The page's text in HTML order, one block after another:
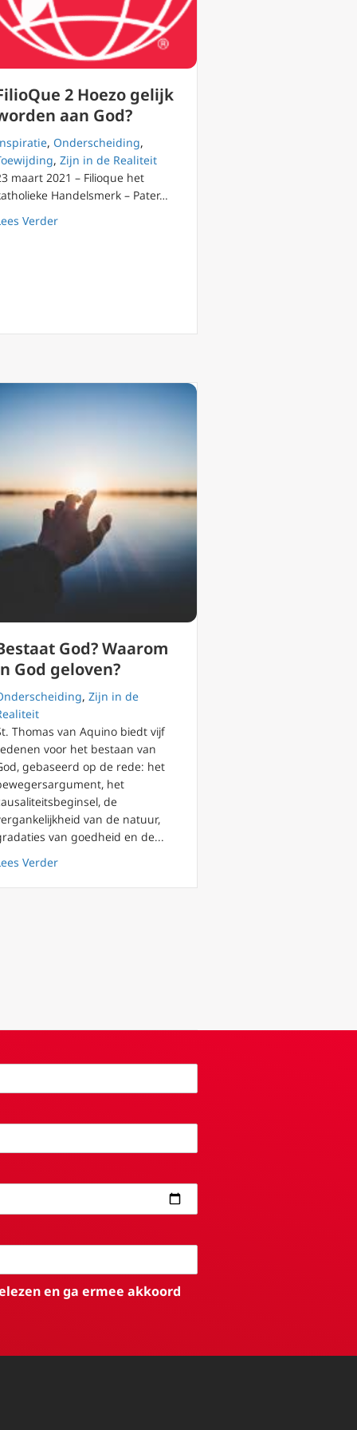
& principes
2 Hoezo gelijk
aan God?
,Onderscheiding,
,Zijn in de Realiteit
maart 2021 – Filioque het
Handelsmerk – Pater…
Verderabout FilioQue 2 Hoezo gelijk worden aan God?
en ziel
God? Waarom
God geloven?
,Zijn in de
Thomas van Aquino biedt vijf
voor het bestaan van
gebaseerd op de rede: het
het
de
van de natuur,
van goedheid en de...
Verderabout Bestaat God? Waarom in God geloven?
en ga ermee akkoord